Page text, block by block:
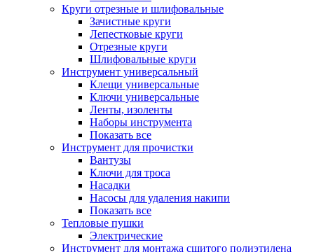
Круги отрезные и шлифовальные
Зачистные круги
Лепестковые круги
Отрезные круги
Шлифовальные круги
Инструмент универсальный
Клещи универсальные
Ключи универсальные
Ленты, изоленты
Наборы инструмента
Показать все
Инструмент для прочистки
Вантузы
Ключи для троса
Насадки
Насосы для удаления накипи
Показать все
Тепловые пушки
Электрические
Инструмент для монтажа сшитого полиэтилена